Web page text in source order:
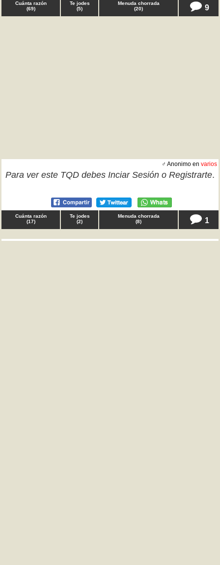
Cuánta razón
(69)
Te jodes
(5)
Menuda chorrada
(20) 9
♂ Anonimo en varios
Para ver este TQD debes Inciar Sesión o Registrarte.
Cuánta razón
(17)
Te jodes
(2)
Menuda chorrada
(8) 1